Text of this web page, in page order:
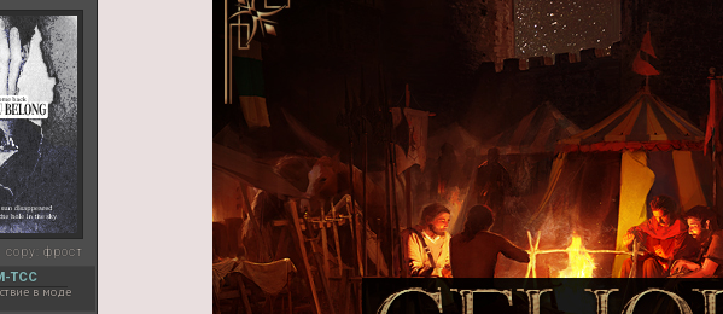
copy: фрост
ТСС
в моде